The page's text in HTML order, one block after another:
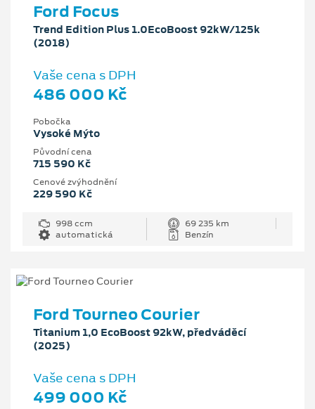
Ford Focus
Trend Edition Plus 1.0EcoBoost 92kW/125k
(2018)
Vaše cena s DPH
486 000 Kč
Pobočka
Vysoké Mýto
Původní cena
715 590 Kč
Cenové zvýhodnění
229 590 Kč
998 ccm
69 235 km
automatická
Benzín
Ford Tourneo Courier
Titanium 1,0 EcoBoost 92kW, předváděcí
(2025)
Vaše cena s DPH
499 000 Kč